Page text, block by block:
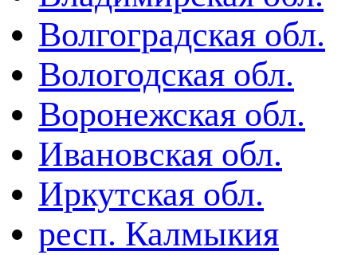
Волгоградская обл.
Вологодская обл.
Воронежская обл.
Ивановская обл.
Иркутская обл.
респ. Калмыкия